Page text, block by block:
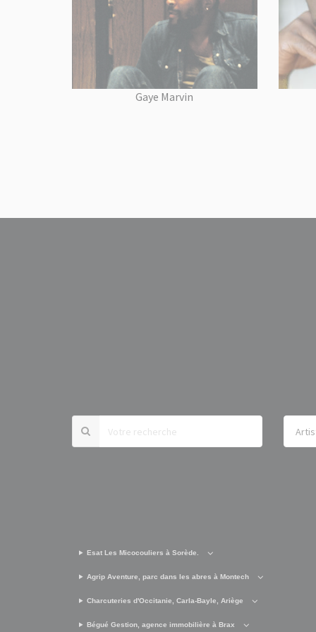
Gaye Marvin
Esat Les Micocouliers à Sorède.
Agrip Aventure, parc dans les abres à Montech
Charcuteries d'Occitanie, Carla-Bayle, Ariège
Bégué Gestion, agence immobilière à Brax